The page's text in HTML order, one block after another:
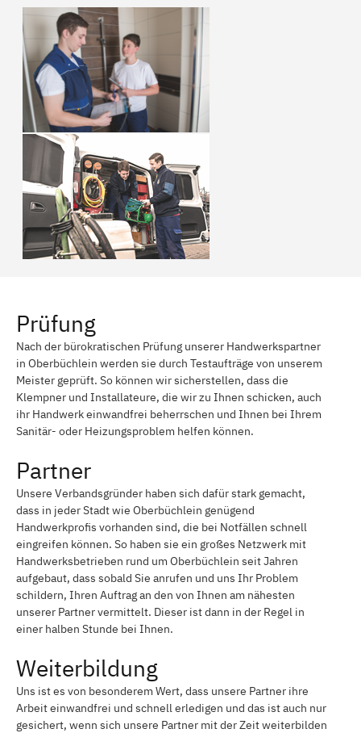
Prüfung
Nach der bürokratischen Prüfung unserer Handwerkspartner
in Oberbüchlein werden sie durch Testaufträge von unserem
Meister geprüft. So können wir sicherstellen, dass die
Klempner und Installateure, die wir zu Ihnen schicken, auch
ihr Handwerk einwandfrei beherrschen und Ihnen bei Ihrem
Sanitär- oder Heizungsproblem helfen können.
Partner
Unsere Verbandsgründer haben sich dafür stark gemacht,
dass in jeder Stadt wie Oberbüchlein genügend
Handwerkprofis vorhanden sind, die bei Notfällen schnell
eingreifen können. So haben sie ein großes Netzwerk mit
Handwerksbetrieben rund um Oberbüchlein seit Jahren
aufgebaut, dass sobald Sie anrufen und uns Ihr Problem
schildern, Ihren Auftrag an den von Ihnen am nähesten
unserer Partner vermittelt. Dieser ist dann in der Regel in
einer halben Stunde bei Ihnen.
Weiterbildung
Uns ist es von besonderem Wert, dass unsere Partner ihre
Arbeit einwandfrei und schnell erledigen und das ist auch nur
gesichert, wenn sich unsere Partner mit der Zeit weiterbilden